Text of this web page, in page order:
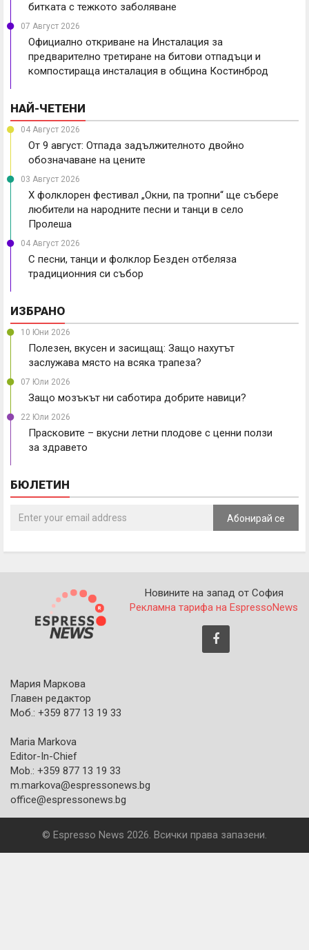
битката с тежкото заболяване
07 Август 2026
Официално откриване на Инсталация за
предварително третиране на битови отпадъци и
компостираща инсталация в община Костинброд
НАЙ-ЧЕТЕНИ
04 Август 2026
От 9 август: Отпада задължителното двойно
обозначаване на цените
03 Август 2026
X фолклорен фестивал „Окни, па тропни“ ще събере
любители на народните песни и танци в село
Пролеша
04 Август 2026
С песни, танци и фолклор Безден отбеляза
традиционния си събор
ИЗБРАНО
10 Юни 2026
Полезен, вкусен и засищащ: Защо нахутът
заслужава място на всяка трапеза?
07 Юли 2026
Защо мозъкът ни саботира добрите навици?
22 Юли 2026
Прасковите – вкусни летни плодове с ценни ползи
за здравето
БЮЛЕТИН
Абонирай се
Новините на запад от София
Рекламна тарифа на EspressoNews
Мария Маркова
Главен редактор
Моб.: +359 877 13 19 33
Maria Markova
Editor-In-Chief
Mob.: +359 877 13 19 33
m.markova@espressonews.bg
office@espressonews.bg
© Espresso News 2026. Всички права запазени.